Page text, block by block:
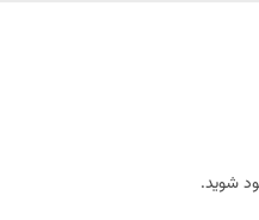
شوید.